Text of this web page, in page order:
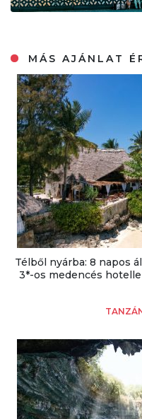
MÁS AJÁNLAT
Télből nyárba: 8 napos
3*-os medencés